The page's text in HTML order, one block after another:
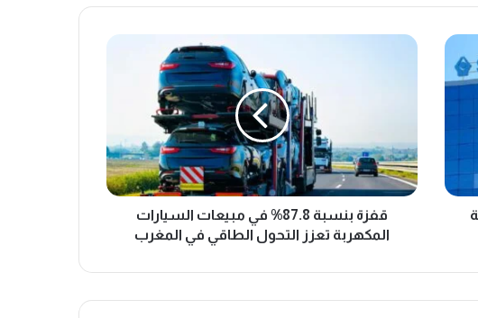
ق
س
ب
ة
8
قفزة بنسبة 87.8% في مبيعات السيارات
المكهربة تعزز التحول الطاقي في المغرب